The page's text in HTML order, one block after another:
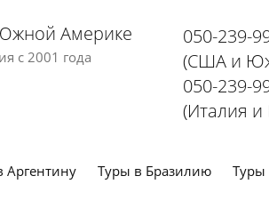
Америке
с 2001 года
050-239-
(США и
050-239-
(Италия и
Аргентину Туры в Бразилию Туры